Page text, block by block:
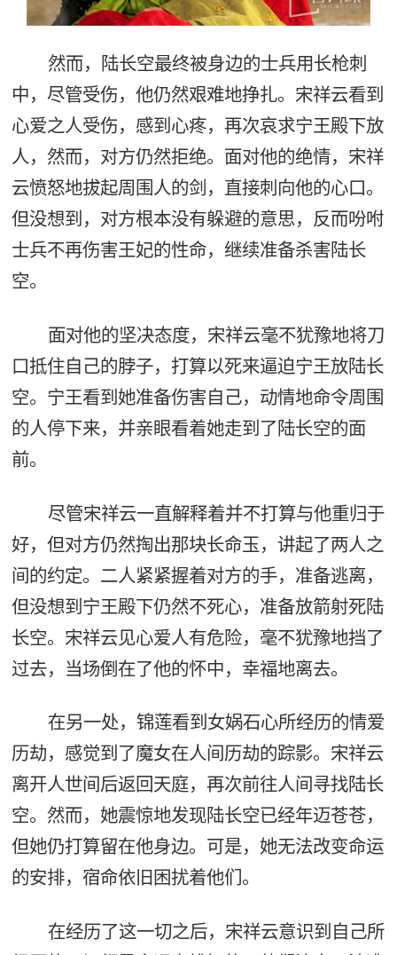
然而，陆长空最终被身边的士兵用长枪刺
中，尽管受伤，他仍然艰难地挣扎。宋祥云看到
心爱之人受伤，感到心疼，再次哀求宁王殿下放
人，然而，对方仍然拒绝。面对他的绝情，宋祥
云愤怒地拔起周围人的剑，直接刺向他的心口。
但没想到，对方根本没有躲避的意思，反而吩咐
士兵不再伤害王妃的性命，继续准备杀害陆长
空。
面对他的坚决态度，宋祥云毫不犹豫地将刀
口抵住自己的脖子，打算以死来逼迫宁王放陆长
空。宁王看到她准备伤害自己，动情地命令周围
的人停下来，并亲眼看着她走到了陆长空的面
前。
尽管宋祥云一直解释着并不打算与他重归于
好，但对方仍然掏出那块长命玉，讲起了两人之
间的约定。二人紧紧握着对方的手，准备逃离，
但没想到宁王殿下仍然不死心，准备放箭射死陆
长空。宋祥云见心爱人有危险，毫不犹豫地挡了
过去，当场倒在了他的怀中，幸福地离去。
在另一处，锦莲看到女娲石心所经历的情爱
历劫，感觉到了魔女在人间历劫的踪影。宋祥云
离开人世间后返回天庭，再次前往人间寻找陆长
空。然而，她震惊地发现陆长空已经年迈苍苍，
但她仍打算留在他身边。可是，她无法改变命运
的安排，宿命依旧困扰着他们。
在经历了这一切之后，宋祥云意识到自己所